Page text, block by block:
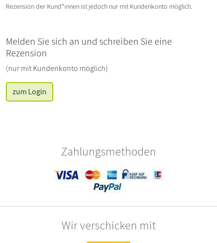
Rezension der Kund*innen ist jedoch nur mit Kundenkonto möglich.
Melden Sie sich an und schreiben Sie eine
Rezension
(nur mit Kundenkonto möglich)
zum Login
Zahlungsmethoden
Wir verschicken mit